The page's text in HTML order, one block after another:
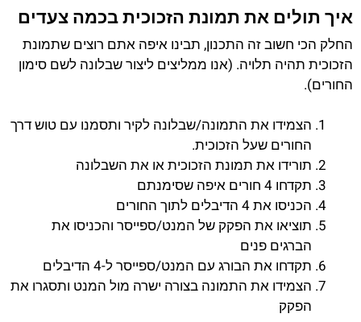
איך תולים את תמונת הזכוכית בכמה צעדים
החלק הכי חשוב זה התכנון, תבינו איפה אתם רוצים שתמונת
הזכוכית תהיה תלויה. (אנו ממליצים ליצור שבלונה לשם סימון
החורים).
הצמידו את התמונה/שבלונה לקיר ותסמנו עם טוש דרך
החורים שעל הזכוכית.
תורידו את תמונת הזכוכית או את השבלונה
תקדחו 4 חורים איפה שסימנתם
הכניסו את 4 הדיבלים לתוך החורים
תוציאו את הפקק של המנט/ספייסר והכניסו את
הברגים פנים
תקדחו את הבורג עם המנט/ספייסר ל-4 הדיבלים
הצמידו את התמונה בצורה ישרה מול המנט ותסגרו את
הפקק